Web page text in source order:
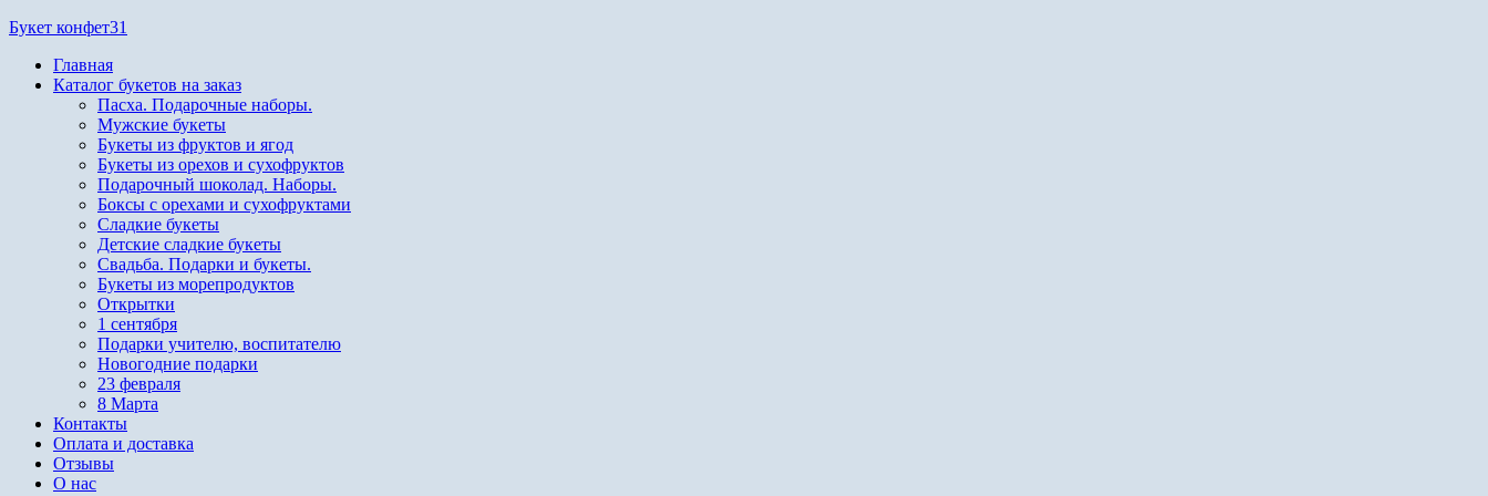
Перейти
содержимому
Букет конфет31
Главная
Каталог букетов на заказ
Пасха. Подарочные наборы.
Мужские букеты
Букеты из фруктов и ягод
Букеты из орехов и сухофруктов
Подарочный шоколад. Наборы.
Боксы с орехами и сухофруктами
Сладкие букеты
Детские сладкие букеты
Свадьба. Подарки и букеты.
Букеты из морепродуктов
Открытки
1 сентября
Подарки учителю, воспитателю
Новогодние подарки
23 февраля
8 Марта
Контакты
Оплата и доставка
Отзывы
О нас